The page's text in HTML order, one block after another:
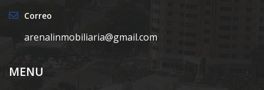
Correo
arenalinmobiliaria@gmail.com
MENU